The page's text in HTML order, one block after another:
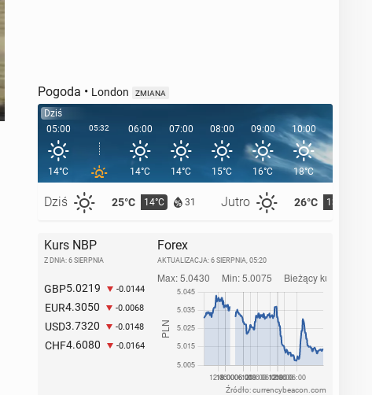
Pogoda • London ZMIANA
Dziś
05:00
14°C
Dziś 25°C 14°C 31 Jutro 26°C 13°C
05:32 06:00
14°C
07:00
14°C
08:00
15°C
09:00
16°C
10:00
18°C
11:00
Kurs NBP
Z DNIA: 6 SIERPNIA
GBP5.0219 -0.0144
EUR4.3050 -0.0068
USD3.7320 -0.0148
CHF4.6080 -0.0164
Forex
AKTUALIZACJA: 6 SIERPNIA, 05:20
Źródło: currencybeacon.com